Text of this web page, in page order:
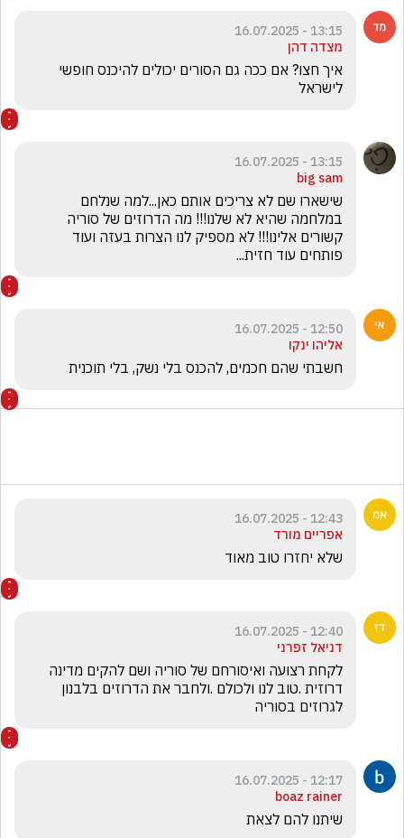
13:15 - 16.07.2025
מצדה דהן
לישראל
13:15 - 16.07.2025
big sam
פותחים עוד חזית...
12:50 - 16.07.2025
אליהו ינקו
חשבתי שהם חכמים, להכנס בלי נשק, בלי תוכנית
12:43 - 16.07.2025
אפריים מורד
שלא יחזרו טוב מאוד
12:40 - 16.07.2025
דניאל זפרני
לגרוזים בסוריה
12:17 - 16.07.2025
boaz rainer
שיתנו להם לצאת